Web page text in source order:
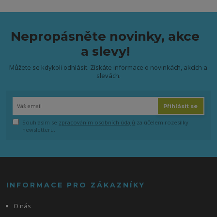
Nepropásněte novinky, akce
a slevy!
Můžete se kdykoli odhlásit. Získáte informace o novinkách, akcích a
slevách.
Přihlásit se
Souhlasím se zpracováním osobních údajů za účelem rozesílky
newsletteru.
INFORMACE PRO ZÁKAZNÍKY
O nás